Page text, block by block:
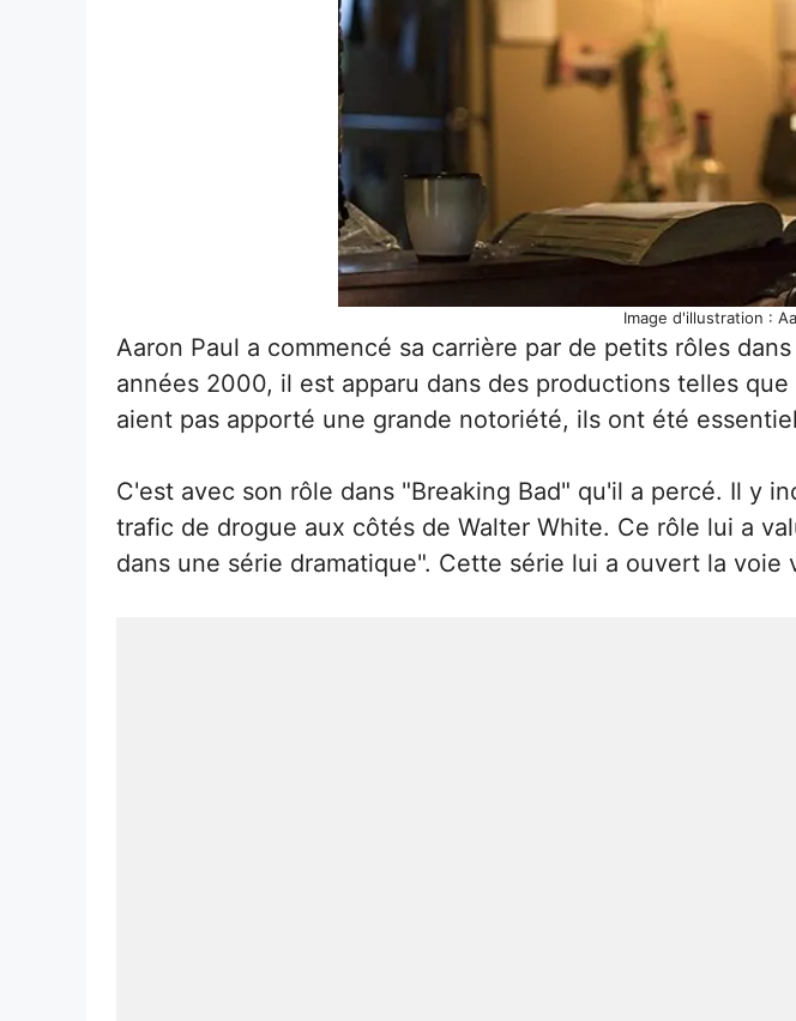
Image d'illustration :
Aaron Paul a commencé sa carrière par de petits rôles
années 2000, il est apparu dans des productions telles
aient pas apporté une grande notoriété, ils ont été
C'est avec son rôle dans "Breaking Bad" qu'il a percé. Il y
trafic de drogue aux côtés de Walter White. Ce rôle lui a
dans une série dramatique". Cette série lui a ouvert la voie